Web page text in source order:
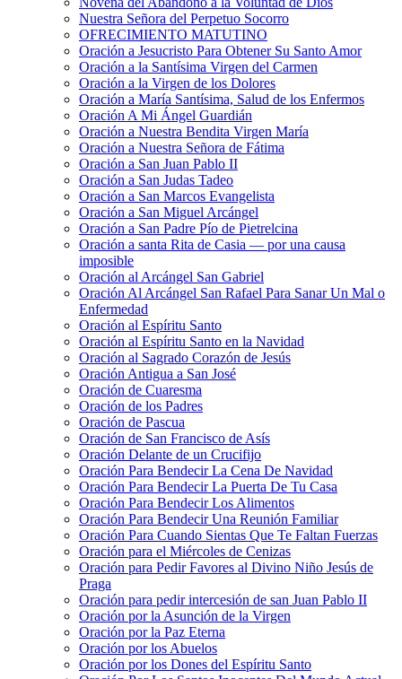
Nuestra Señora del Perpetuo Socorro
OFRECIMIENTO MATUTINO
Oración a Jesucristo Para Obtener Su Santo Amor
Oración a la Santísima Virgen del Carmen
Oración a la Virgen de los Dolores
Oración a María Santísima, Salud de los Enfermos
Oración A Mi Ángel Guardián
Oración a Nuestra Bendita Virgen María
Oración a Nuestra Señora de Fátima
Oración a San Juan Pablo II
Oración a San Judas Tadeo
Oración a San Marcos Evangelista
Oración a San Miguel Arcángel
Oración a San Padre Pío de Pietrelcina
Oración a santa Rita de Casia — por una causa
imposible
Oración al Arcángel San Gabriel
Oración Al Arcángel San Rafael Para Sanar Un Mal o
Enfermedad
Oración al Espíritu Santo
Oración al Espíritu Santo en la Navidad
Oración al Sagrado Corazón de Jesús
Oración Antigua a San José
Oración de Cuaresma
Oración de los Padres
Oración de Pascua
Oración de San Francisco de Asís
Oración Delante de un Crucifijo
Oración Para Bendecir La Cena De Navidad
Oración Para Bendecir La Puerta De Tu Casa
Oración Para Bendecir Los Alimentos
Oración Para Bendecir Una Reunión Familiar
Oración Para Cuando Sientas Que Te Faltan Fuerzas
Oración para el Miércoles de Cenizas
Oración para Pedir Favores al Divino Niño Jesús de
Praga
Oración para pedir intercesión de san Juan Pablo II
Oración por la Asunción de la Virgen
Oración por la Paz Eterna
Oración por los Abuelos
Oración por los Dones del Espíritu Santo